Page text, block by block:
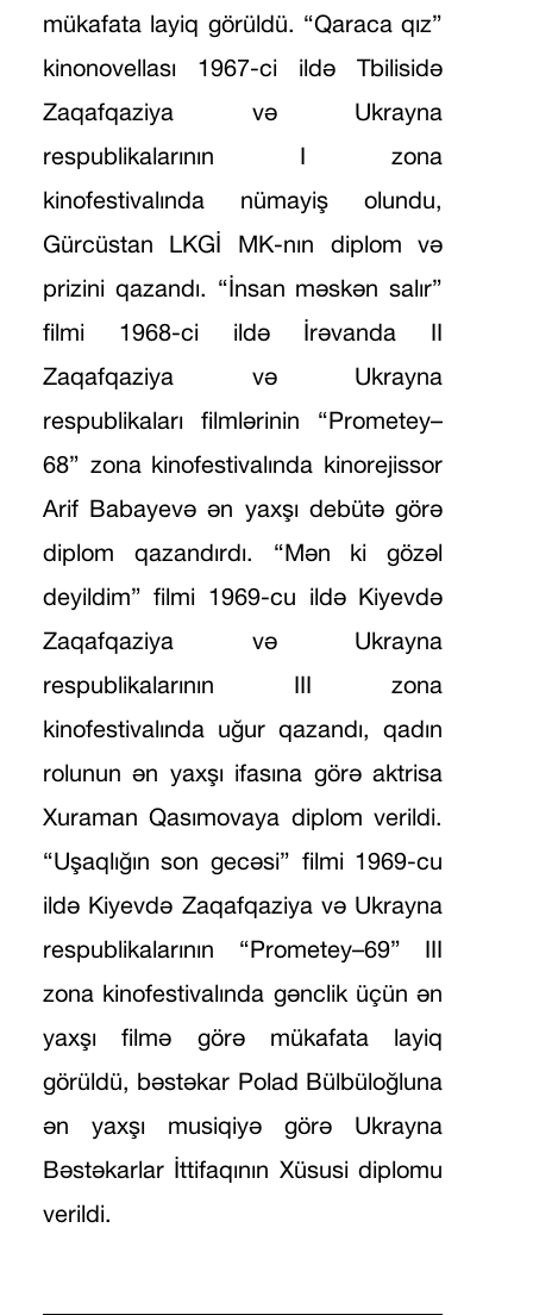
mükafata layiq görüldü. “Qaraca qız”
kinonovellası 1967-ci ildə Tbilisidə
Zaqafqaziya və Ukrayna
respublikalarının I zona
kinofestivalında nümayiş olundu,
Gürcüstan LKGİ MK-nın diplom və
prizini qazandı. “İnsan məskən salır”
filmi 1968-ci ildə İrəvanda II
Zaqafqaziya və Ukrayna
respublikaları filmlərinin “Prometey–
68” zona kinofestivalında kinorejissor
Arif Babayevə ən yaxşı debütə görə
diplom qazandırdı. “Mən ki gözəl
deyildim” filmi 1969-cu ildə Kiyevdə
Zaqafqaziya və Ukrayna
respublikalarının III zona
kinofestivalında uğur qazandı, qadın
rolunun ən yaxşı ifasına görə aktrisa
Xuraman Qasımovaya diplom verildi.
“Uşaqlığın son gecəsi” filmi 1969-cu
ildə Kiyevdə Zaqafqaziya və Ukrayna
respublikalarının “Prometey–69” III
zona kinofestivalında gənclik üçün ən
yaxşı filmə görə mükafata layiq
görüldü, bəstəkar Polad Bülbüloğluna
ən yaxşı musiqiyə görə Ukrayna
Bəstəkarlar İttifaqının Xüsusi diplomu
verildi.